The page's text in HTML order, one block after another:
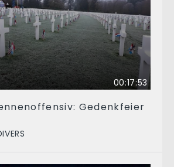
00:17:53
Gedenkfeier